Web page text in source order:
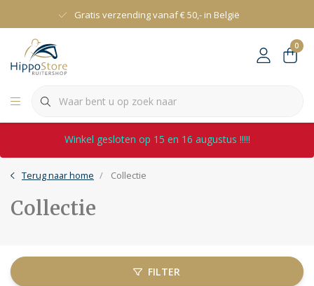
Gratis verzending vanaf € 50,- in België
0
Winkel gesloten op 15 en 16 augustus !!!!!
Terug naar home Collectie
Collectie
FILTER